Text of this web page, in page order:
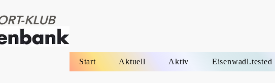
KLUB
Start Aktuell Aktiv Eisenwadl.tested